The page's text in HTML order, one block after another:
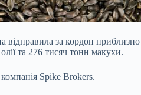
відправила за кордон приблизно
та 276 тисяч тонн макухи.
Spike Brokers.